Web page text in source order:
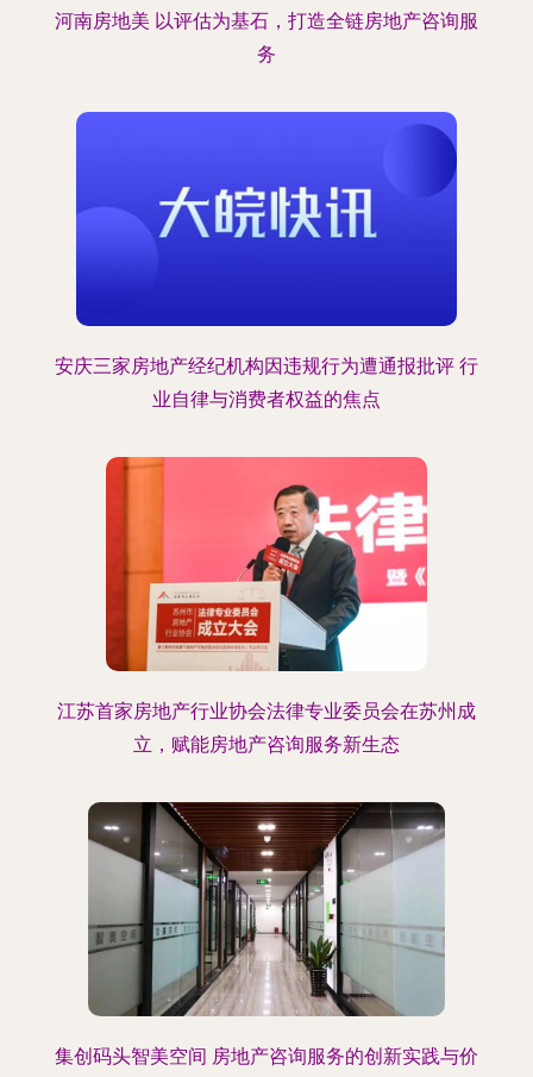
河南房地美 以评估为基石，打造全链房地产咨询服
务
安庆三家房地产经纪机构因违规行为遭通报批评 行
业自律与消费者权益的焦点
江苏首家房地产行业协会法律专业委员会在苏州成
立，赋能房地产咨询服务新生态
集创码头智美空间 房地产咨询服务的创新实践与价